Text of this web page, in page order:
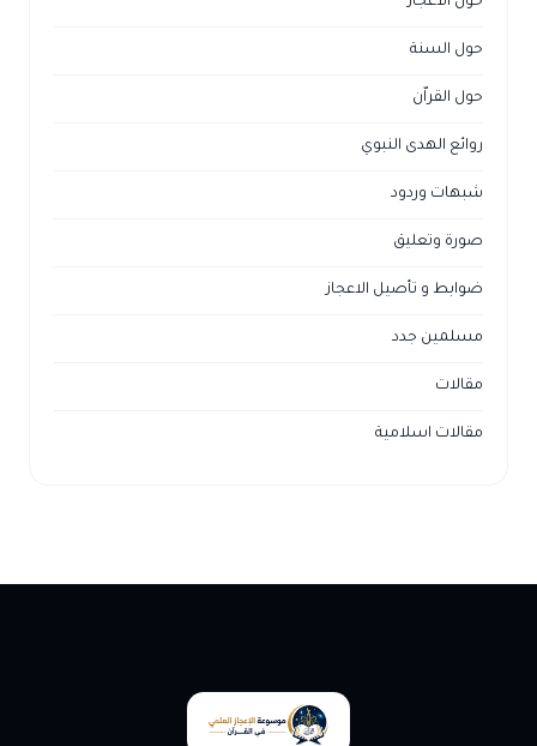
حول السنة
حول القراّن
روائع الهدى النبوي
شبهات وردود
صورة وتعليق
ضوابط و تأصيل الاعجاز
مسلمين جدد
مقالات
مقالات اسلامية